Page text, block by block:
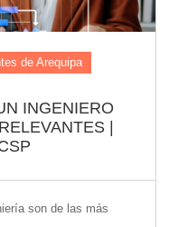
de Arequipa
INGENIERO
|
son de las más